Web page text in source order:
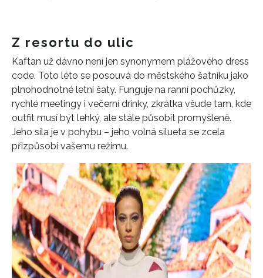
Z resortu do ulic
Kaftan už dávno není jen synonymem plážového dress
code. Toto léto se posouvá do městského šatníku jako
plnohodnotné letní šaty. Funguje na ranní pochůzky,
rychlé meetingy i večerní drinky, zkrátka všude tam, kde
outfit musí být lehký, ale stále působit promyšleně.
Jeho síla je v pohybu – jeho volná silueta se zcela
přizpůsobí vašemu režimu.